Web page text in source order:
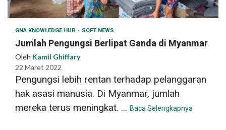
GNA KNOWLEDGE HUB SOFT NEWS
Jumlah Pengungsi Berlipat Ganda di Myanmar
Oleh Kamil Ghiffary
22 Maret 2022
Pengungsi lebih rentan terhadap pelanggaran
hak asasi manusia. Di Myanmar, jumlah
mereka terus meningkat. ... Baca Selengkapnya